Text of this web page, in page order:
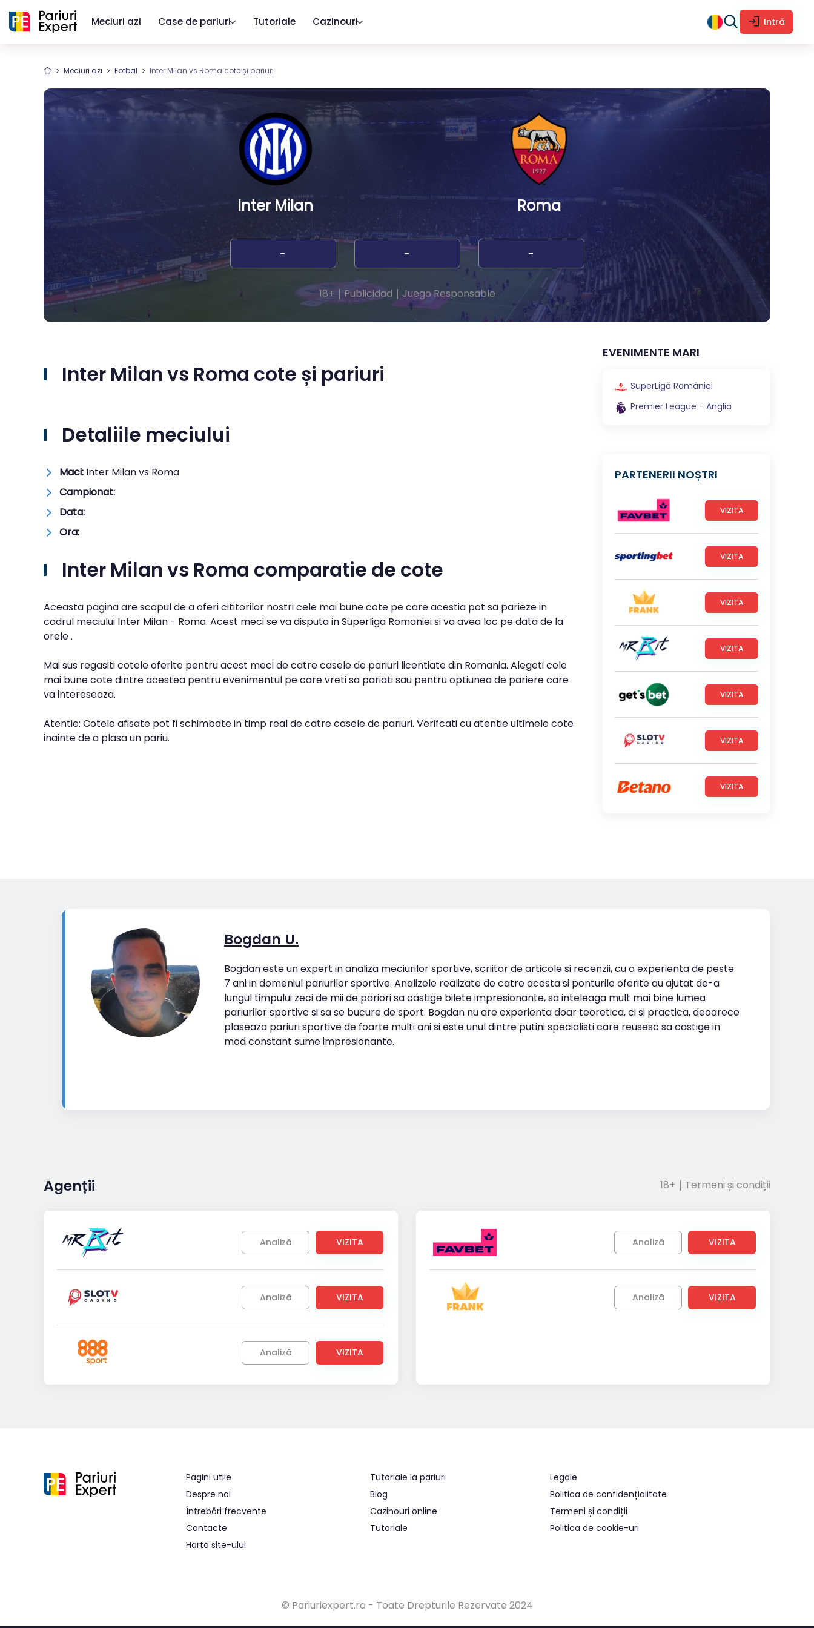
Meciuri azi Case de pariuri Tutoriale Cazinouri Intră
Meciuri azi Fotbal Inter Milan vs Roma cote și pariuri
Inter Milan Roma
- - -
18+ Publicidad Juego Responsable
Inter Milan vs Roma cote și pariuri
Detaliile meciului
Maci: Inter Milan vs Roma
Campionat:
Data:
Ora:
Inter Milan vs Roma comparatie de cote
Aceasta pagina are scopul de a oferi cititorilor nostri cele mai bune cote pe care acestia pot sa parieze in
cadrul meciului Inter Milan - Roma. Acest meci se va disputa in Superliga Romaniei si va avea loc pe data de la
orele .
Mai sus regasiti cotele oferite pentru acest meci de catre casele de pariuri licentiate din Romania. Alegeti cele
mai bune cote dintre acestea pentru evenimentul pe care vreti sa pariati sau pentru optiunea de pariere care
va intereseaza.
Atentie: Cotele afisate pot fi schimbate in timp real de catre casele de pariuri. Verifcati cu atentie ultimele cote
inainte de a plasa un pariu.
EVENIMENTE MARI
SuperLigă României
Premier League - Anglia
PARTENERII NOȘTRI
VIZITA
VIZITA
VIZITA
VIZITA
VIZITA
VIZITA
VIZITA
Bogdan U.
Bogdan este un expert in analiza meciurilor sportive, scriitor de articole si recenzii, cu o experienta de peste
7 ani in domeniul pariurilor sportive. Analizele realizate de catre acesta si ponturile oferite au ajutat de-a
lungul timpului zeci de mii de pariori sa castige bilete impresionante, sa inteleaga mult mai bine lumea
pariurilor sportive si sa se bucure de sport. Bogdan nu are experienta doar teoretica, ci si practica, deoarece
plaseaza pariuri sportive de foarte multi ani si este unul dintre putini specialisti care reusesc sa castige in
mod constant sume impresionante.
Agenții 18+ Termeni și condiții
Analiză VIZITA
Analiză VIZITA
Analiză VIZITA
Analiză VIZITA
Analiză VIZITA
Pagini utile
Despre noi
Întrebări frecvente
Contacte
Harta site-ului
Tutoriale la pariuri
Blog
Cazinouri online
Tutoriale
Legale
Politica de confidențialitate
Termeni și condiții
Politica de cookie-uri
© Pariuriexpert.ro - Toate Drepturile Rezervate 2024